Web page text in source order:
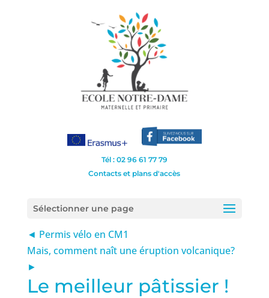
Tél : 02 96 61 77 79
Contacts et plans d'accès
Sélectionner une page
◄ Permis vélo en CM1
Mais, comment naît une éruption volcanique?
►
Le meilleur pâtissier !